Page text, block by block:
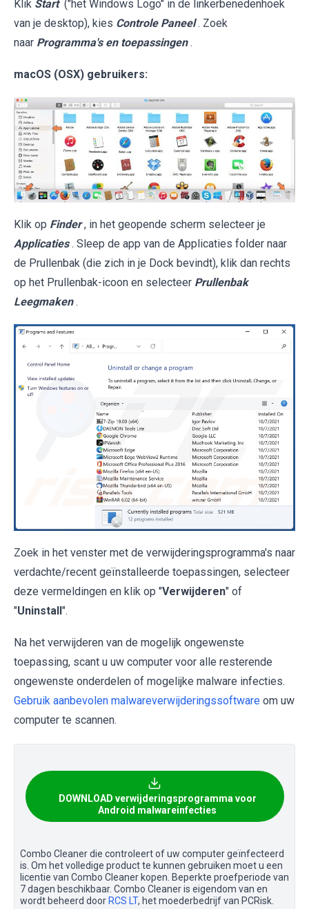
Klik Start ("het Windows Logo" in de linkerbenedenhoek
van je desktop), kies Controle Paneel . Zoek
naar Programma's en toepassingen .
macOS (OSX) gebruikers:
Klik op Finder , in het geopende scherm selecteer je
Applicaties . Sleep de app van de Applicaties folder naar
de Prullenbak (die zich in je Dock bevindt), klik dan rechts
op het Prullenbak-icoon en selecteer Prullenbak
Leegmaken .
Zoek in het venster met de verwijderingsprogramma's naar
verdachte/recent geïnstalleerde toepassingen, selecteer
deze vermeldingen en klik op "Verwijderen" of
"Uninstall ".
Na het verwijderen van de mogelijk ongewenste
toepassing, scant u uw computer voor alle resterende
ongewenste onderdelen of mogelijke malware infecties.
Gebruik aanbevolen malwareverwijderingssoftware om uw
computer te scannen.
DOWNLOAD verwijderingsprogramma voor
Android malwareinfecties
Combo Cleaner die controleert of uw computer geïnfecteerd
is. Om het volledige product te kunnen gebruiken moet u een
licentie van Combo Cleaner kopen. Beperkte proefperiode van
7 dagen beschikbaar. Combo Cleaner is eigendom van en
wordt beheerd door RCS LT, het moederbedrijf van PCRisk.